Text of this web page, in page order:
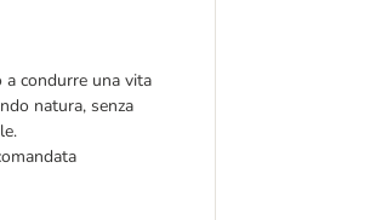
condurre una vita
natura, senza